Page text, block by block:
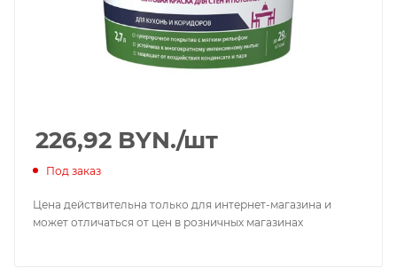
226,92 BYN./шт
Под заказ
Цена действительна только для интернет-магазина и
может отличаться от цен в розничных магазинах